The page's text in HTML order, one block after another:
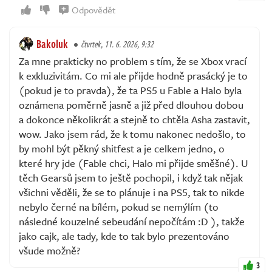
Odpovědět
Bakoluk čtvrtek, 11. 6. 2026, 9:32
Za mne prakticky no problem s tím, že se Xbox vrací
k exkluzivitám. Co mi ale přijde hodně prasácký je to
(pokud je to pravda), že ta PS5 u Fable a Halo byla
oznámena poměrně jasně a již před dlouhou dobou
a dokonce několikrát a stejně to chtěla Asha zastavit,
wow. Jako jsem rád, že k tomu nakonec nedošlo, to
by mohl být pěkný shitfest a je celkem jedno, o
které hry jde (Fable chci, Halo mi přijde směšné). U
těch Gearsů jsem to ještě pochopil, i když tak nějak
všichni věděli, že se to plánuje i na PS5, tak to nikde
nebylo černé na bílém, pokud se nemýlím (to
následné kouzelné sebeudání nepočítám :D ), takže
jako cajk, ale tady, kde to tak bylo prezentováno
všude možně?
3